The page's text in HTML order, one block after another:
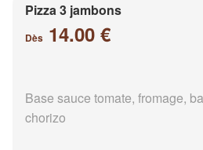
Pizza 3 jambons
Dès 14.00 €
Base sauce tomate, fromage,
chorizo